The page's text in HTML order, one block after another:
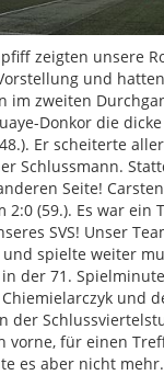
zeigten unsere
und
im zweiten
Donkor die
Er scheiterte
Schlussmann.
Seite!
2:0 (59.). Es war ein
SVS! Unser
spielte weiter
der 71.
und
der
vorne, für einen
es aber nicht mehr.